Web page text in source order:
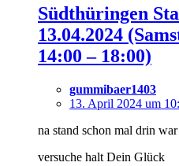
Südthüringen
13.04.2024
14:00 – 18:00)
gummibaer1403
13. April 2024 um
na stand schon mal drin
versuche halt Dein Glück